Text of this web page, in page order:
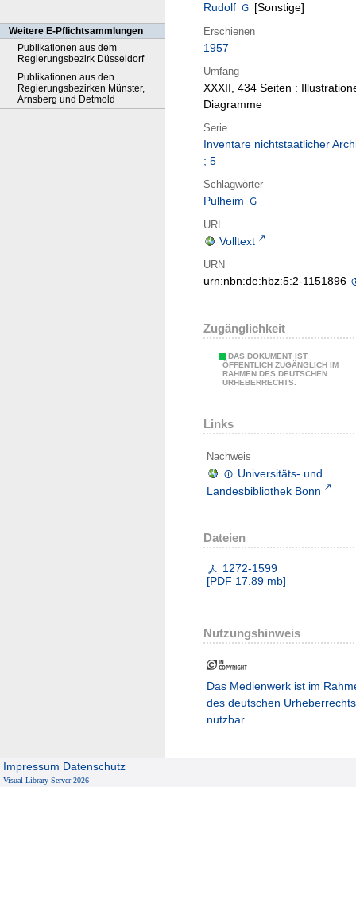
Weitere E-Pflichtsammlungen
Publikationen aus dem
Regierungsbezirk Düsseldorf
Publikationen aus den
Regierungsbezirken Münster,
Arnsberg und Detmold
Rudolf
[Sonstige]
Erschienen
1957
Umfang
XXXII, 434 Seiten :
Diagramme
Serie
Inventare nichtstaatlicher
; 5
Schlagwörter
Pulheim
URL
Volltext
URN
urn:nbn:de:hbz:5:2-1151896
Zugänglichkeit
DAS DOKUMENT IST
ÖFFENTLICH ZUGÄNGLICH IM
RAHMEN DES DEUTSCHEN
URHEBERRECHTS.
Links
Nachweis
Universitäts- und
Landesbibliothek Bonn
Dateien
1272-1599
[PDF 17.89 mb]
Nutzungshinweis
Das Medienwerk ist im
des deutschen Urheberrechts
nutzbar.
Impressum Datenschutz
Visual Library Server 2026